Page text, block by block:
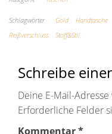
Schlagwörter Gold Handtasche
Reißverschluss
Stoff&Stil
Schreibe
Deine E-Mail-
Erforderliche Felder
Kommentar*